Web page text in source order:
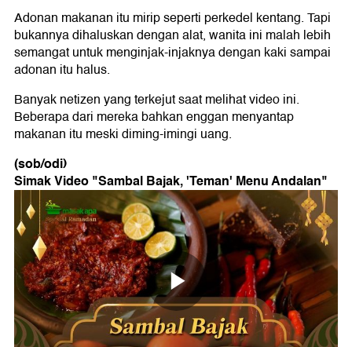
Adonan makanan itu mirip seperti perkedel kentang. Tapi
bukannya dihaluskan dengan alat, wanita ini malah lebih
semangat untuk menginjak-injaknya dengan kaki sampai
adonan itu halus.
Banyak netizen yang terkejut saat melihat video ini.
Beberapa dari mereka bahkan enggan menyantap
makanan itu meski diming-imingi uang.
(sob/odi)
Simak Video "Sambal Bajak, 'Teman' Menu Andalan"